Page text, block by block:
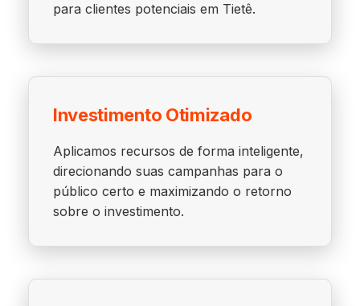
para clientes potenciais em Tietê.
Investimento Otimizado
Aplicamos recursos de forma inteligente,
direcionando suas campanhas para o
público certo e maximizando o retorno
sobre o investimento.